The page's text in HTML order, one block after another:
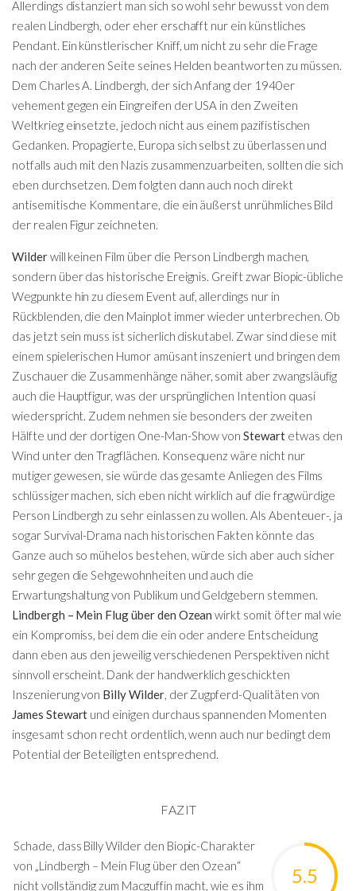
Allerdings distanziert man sich so wohl sehr bewusst von dem
realen Lindbergh, oder eher erschafft nur ein künstliches
Pendant. Ein künstlerischer Kniff, um nicht zu sehr die Frage
nach der anderen Seite seines Helden beantworten zu müssen.
Dem Charles A. Lindbergh, der sich Anfang der 1940er
vehement gegen ein Eingreifen der USA in den Zweiten
Weltkrieg einsetzte, jedoch nicht aus einem pazifistischen
Gedanken. Propagierte, Europa sich selbst zu überlassen und
notfalls auch mit den Nazis zusammenzuarbeiten, sollten die sich
eben durchsetzen. Dem folgten dann auch noch direkt
antisemitische Kommentare, die ein äußerst unrühmliches Bild
der realen Figur zeichneten.
Wilderwill keinen Film über die Person Lindbergh machen,
sondern über das historische Ereignis. Greift zwar Biopic-übliche
Wegpunkte hin zu diesem Event auf, allerdings nur in
Rückblenden, die den Mainplot immer wieder unterbrechen. Ob
das jetzt sein muss ist sicherlich diskutabel. Zwar sind diese mit
einem spielerischen Humor amüsant inszeniert und bringen dem
Zuschauer die Zusammenhänge näher, somit aber zwangsläufig
auch die Hauptfigur, was der ursprünglichen Intention quasi
wiederspricht. Zudem nehmen sie besonders der zweiten
Hälfte und der dortigen One-Man-Show vonStewartetwas den
Wind unter den Tragflächen. Konsequenz wäre nicht nur
mutiger gewesen, sie würde das gesamte Anliegen des Films
schlüssiger machen, sich eben nicht wirklich auf die fragwürdige
Person Lindbergh zu sehr einlassen zu wollen. Als Abenteuer-, ja
sogar Survival-Drama nach historischen Fakten könnte das
Ganze auch so mühelos bestehen, würde sich aber auch sicher
sehr gegen die Sehgewohnheiten und auch die
Erwartungshaltung von Publikum und Geldgebern stemmen.
Lindbergh – Mein Flug über den Ozean wirkt somit öfter mal wie
ein Kompromiss, bei dem die ein oder andere Entscheidung
dann eben aus den jeweilig verschiedenen Perspektiven nicht
sinnvoll erscheint. Dank der handwerklich geschickten
Inszenierung von Billy Wilder, der Zugpferd-Qualitäten von
James Stewart und einigen durchaus spannenden Momenten
insgesamt schon recht ordentlich, wenn auch nur bedingt dem
Potential der Beteiligten entsprechend.
FAZIT
5.5
Schade, dass Billy Wilder den Biopic-Charakter
von „Lindbergh – Mein Flug über den Ozean“
nicht vollständig zum Macguffin macht, wie es ihm